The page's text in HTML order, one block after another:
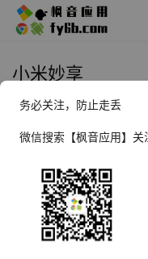
小米妙享
务必关注，防止走丢
微信搜索【枫音应用】